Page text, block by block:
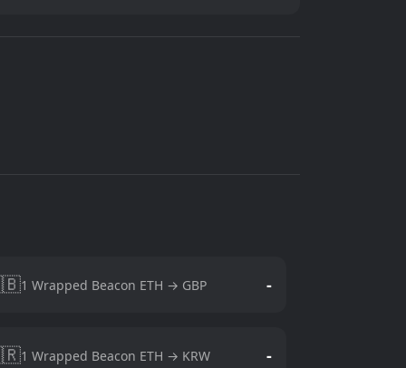
1 Wrapped Beacon ETH → GBP -
1 Wrapped Beacon ETH → KRW -